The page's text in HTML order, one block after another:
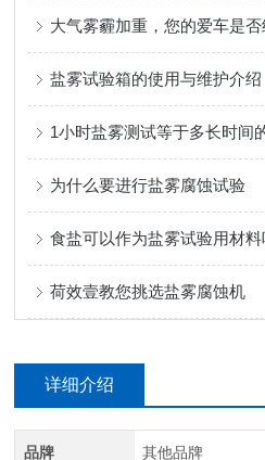
大气雾霾加重，您的爱车是
盐雾试验箱的使用与维护介绍
1小时盐雾测试等于多长时间
为什么要进行盐雾腐蚀试验
食盐可以作为盐雾试验用材
荷效壹教您挑选盐雾腐蚀机
详细介绍
品牌 其他品牌